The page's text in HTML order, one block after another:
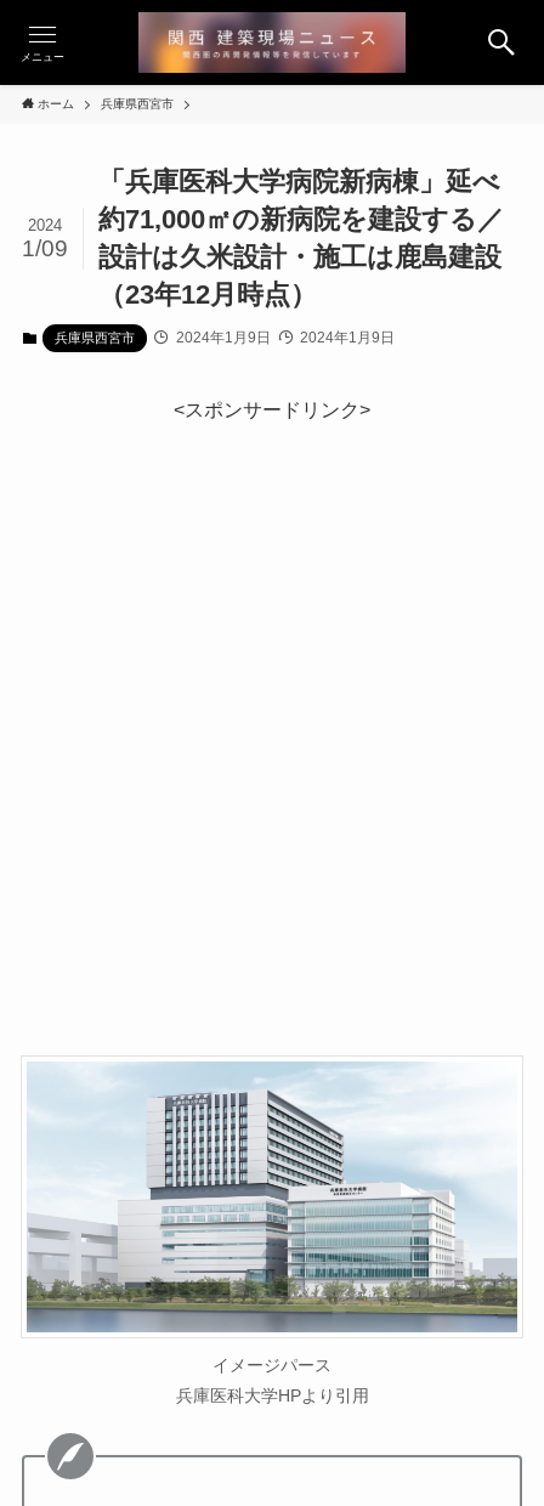
メニュー
ホーム 兵庫県西宮市
「兵庫医科大学病院新病棟」延べ
約71,000㎡の新病院を建設する／
設計は久米設計・施工は鹿島建設
（23年12月時点）
2024
1/09
兵庫県西宮市 2024年1月9日 2024年1月9日
<スポンサードリンク>
イメージパース
兵庫医科大学HPより引用